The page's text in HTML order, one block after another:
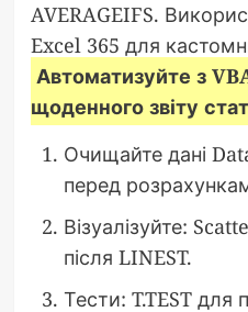
AVERAGEIFS.
Excel 365 для
Автоматизуйте з
щоденного звіту
Очищайте дані
перед
Візуалізуйте:
після LINEST.
Тести: T.TEST для